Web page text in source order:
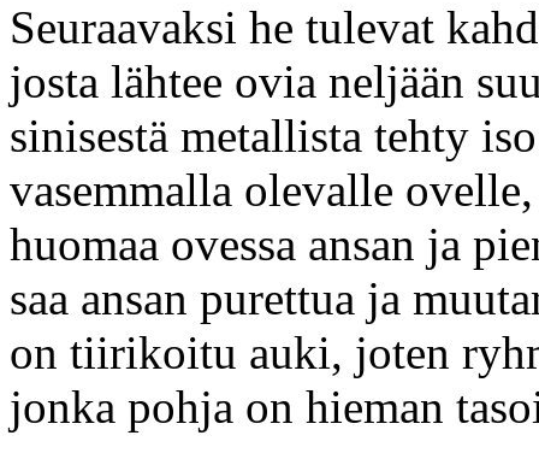
Seuraavaksi he tulevat
josta lähtee ovia neljään
sinisestä metallista tehty
vasemmalla olevalle
huomaa ovessa ansan ja
saa ansan purettua ja
on tiirikoitu auki, joten
jonka pohja on hieman